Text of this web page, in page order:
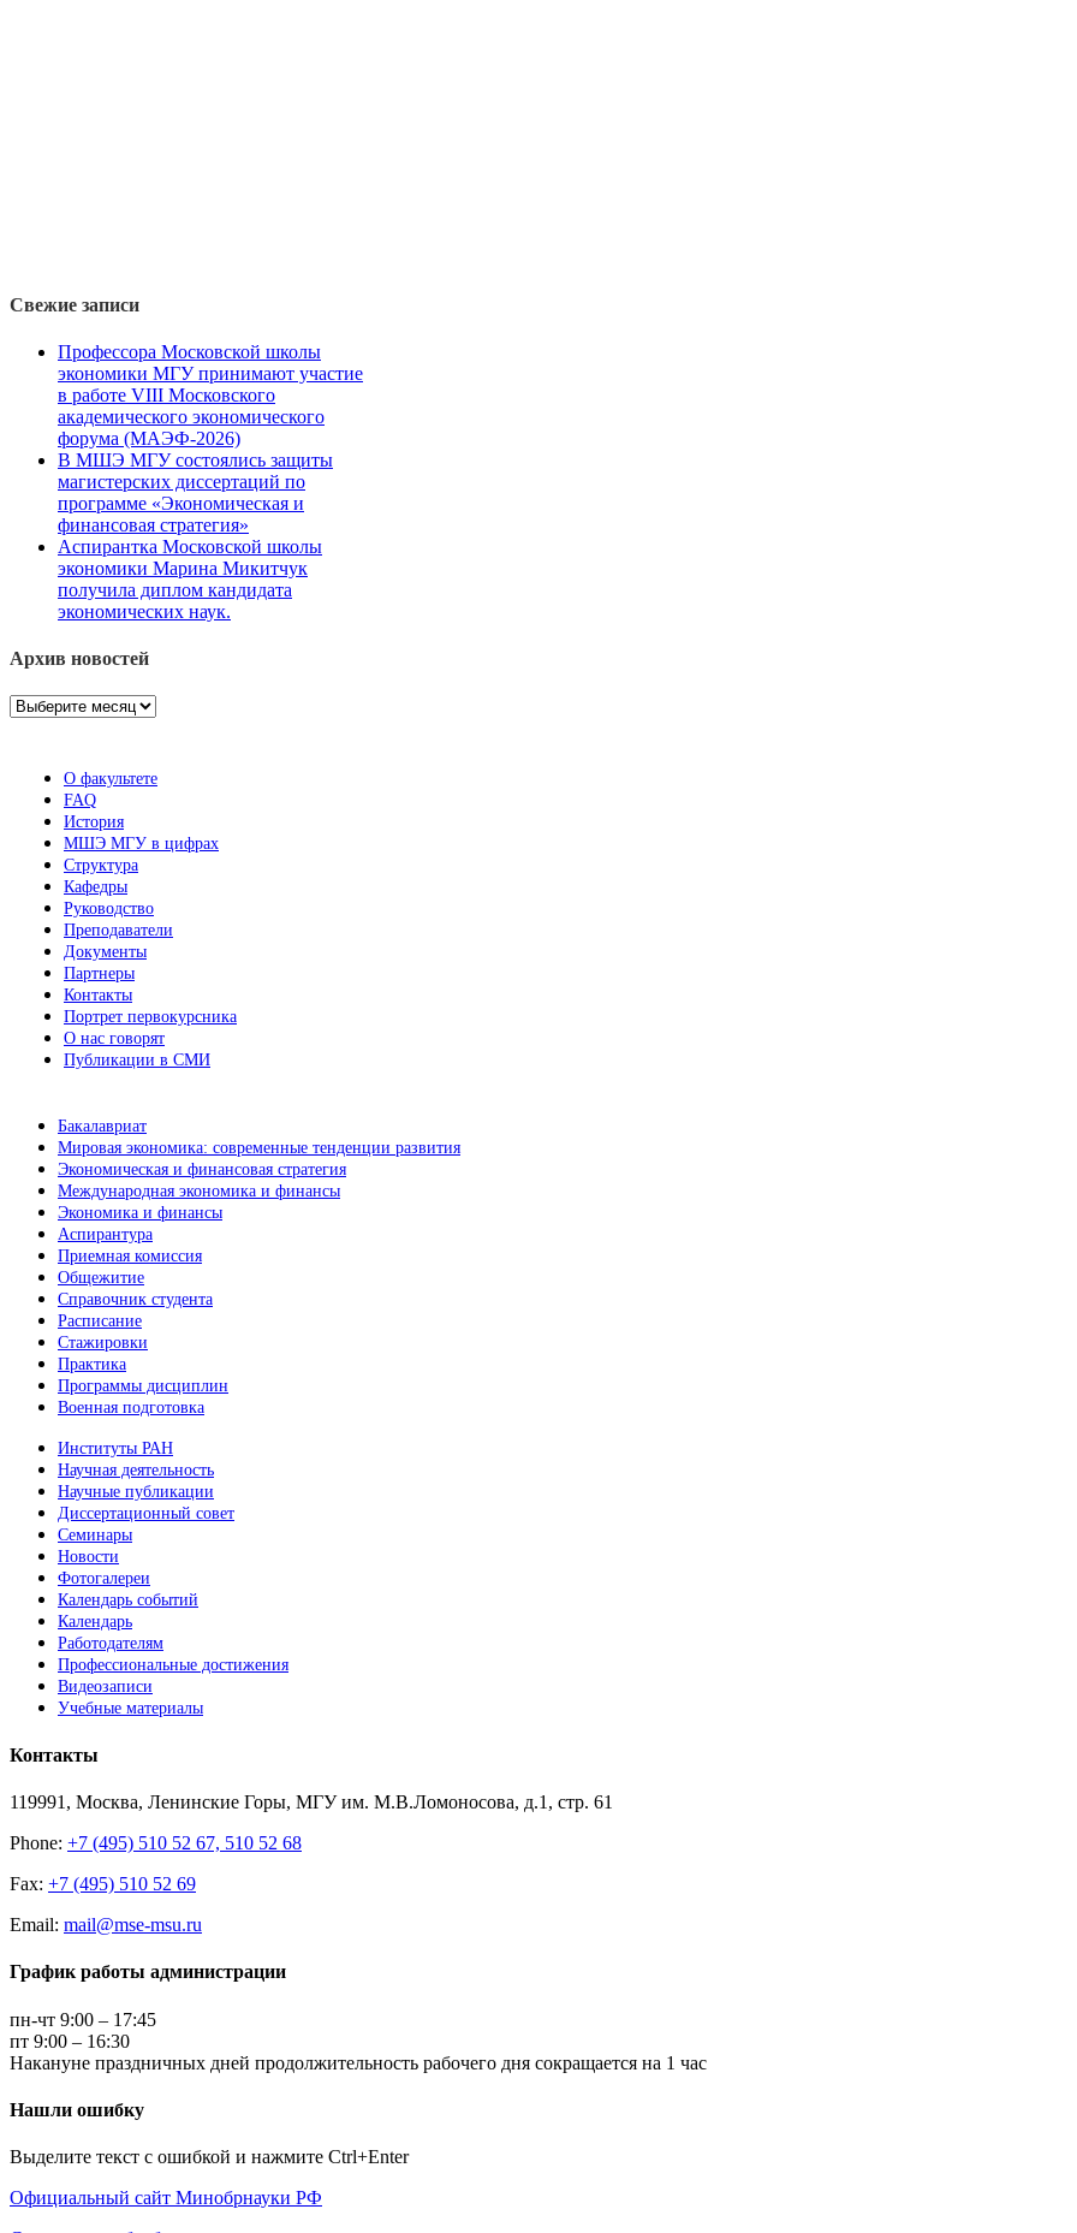
Свежие записи
Профессора Московской школы
экономики МГУ принимают участие
в работе VIII Московского
академического экономического
форума (МАЭФ-2026)
В МШЭ МГУ состоялись защиты
магистерских диссертаций по
программе «Экономическая и
финансовая стратегия»
Аспирантка Московской школы
экономики Марина Микитчук
получила диплом кандидата
экономических наук.
Архив новостей
Архив
О факультете
FAQ
История
МШЭ МГУ в цифрах
Структура
Кафедры
Руководство
Преподаватели
Документы
Партнеры
Контакты
Портрет первокурсника
О нас говорят
Публикации в СМИ
Бакалавриат
Мировая экономика: современные тенденции развития
Экономическая и финансовая стратегия
Международная экономика и финансы
Экономика и финансы
Аспирантура
Приемная комиссия
Общежитие
Справочник студента
Расписание
Стажировки
Практика
Программы дисциплин
Военная подготовка
Институты РАН
Научная деятельность
Научные публикации
Диссертационный совет
Семинары
Новости
Фотогалереи
Календарь событий
Календарь
Работодателям
Профессиональные достижения
Видеозаписи
Учебные материалы
Контакты
119991, Москва, Ленинские Горы, МГУ им. М.В.Ломоносова, д.1, стр. 61
Phone: +7 (495) 510 52 67, 510 52 68
Fax: +7 (495) 510 52 69
Email: mail@mse-msu.ru
График работы администрации
пн-чт 9:00 – 17:45
пт 9:00 – 16:30
Накануне праздничных дней продолжительность рабочего дня сокращается на 1 час
Нашли ошибку
Выделите текст с ошибкой и нажмите Ctrl+Enter
Официальный сайт Минобрнауки РФ